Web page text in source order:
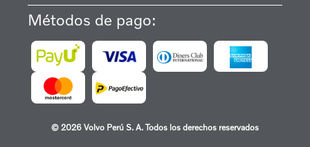
Métodos de pago:
© 2026 Volvo Perú S. A. Todos los derechos reservados